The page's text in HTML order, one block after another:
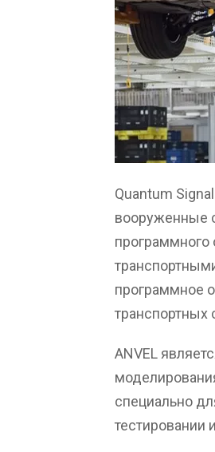
Quantum
вооруженные
программного
программное
транспортных
ANVEL
специально
тестировании